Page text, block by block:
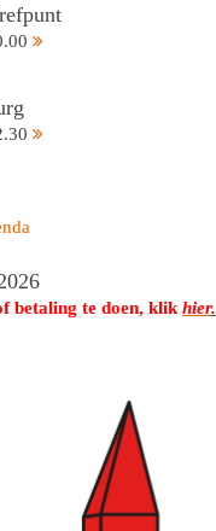
betaling te doen, klikhier.